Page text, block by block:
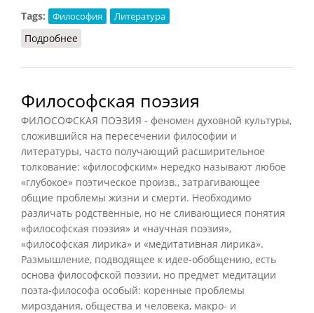
Tags:
Философия Литература
Подробнее
Философская поэзия
ФИЛОСОФСКАЯ ПОЭЗИЯ - феномен духовной культуры,
сложившийся на пересечении философии и
литературы, часто получающий расширительное
толкование: «философским» нередко называют любое
«глубокое» поэтическое произв., затрагивающее
общие проблемы жизни и смерти. Необходимо
различать родственные, но не сливающиеся понятия
«философская поэзия» и «научная поэзия»,
«философская лирика» и «медитативная лирика».
Размышление, подводящее к идее-обобщению, есть
основа философской поэзии, но предмет медитации
поэта-философа особый: коренные проблемы
мироздания, общества и человека, макро- и